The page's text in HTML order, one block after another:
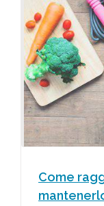
Come